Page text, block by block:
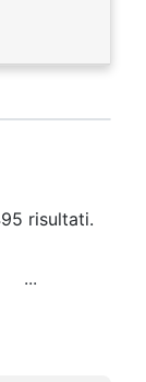
risultati.
...Pagine